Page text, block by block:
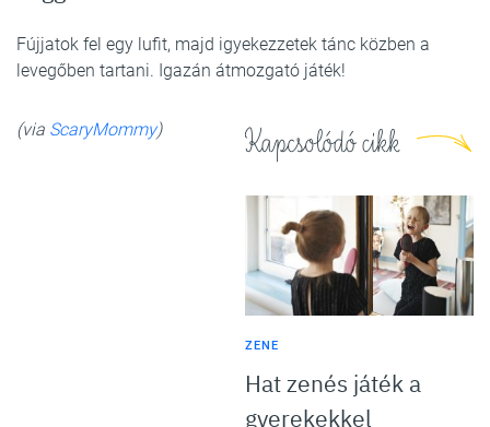
Fújjatok fel egy lufit, majd igyekezzetek tánc közben a
levegőben tartani. Igazán átmozgató játék!
Kapcsolódó cikk
ZENE
Hat zenés játék a
gyerekekkel
(via ScaryMommy)